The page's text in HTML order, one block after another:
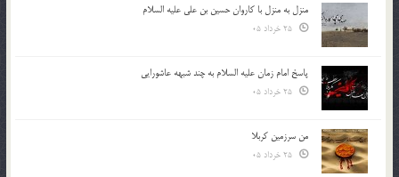
منزل به منزل با کاروان حسین بن علی علیه السلام
پاسخ امام زمان علیه السلام به چند شبهه عاشورایی
من سرزمین کربلا